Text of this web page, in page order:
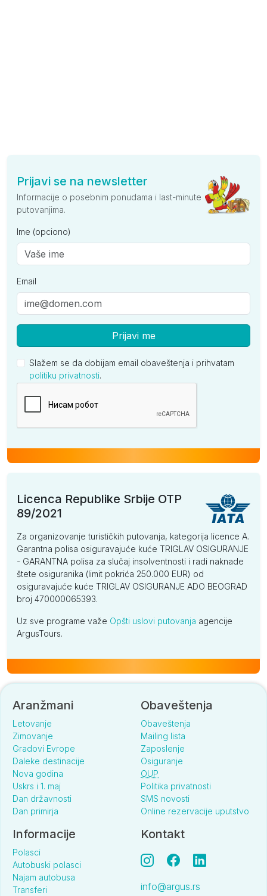
Prijavi se na newsletter
Informacije o posebnim ponudama i last-minute
putovanjima.
Ime (opciono)
Email
Prijavi me
Slažem se da dobijam email obaveštenja i prihvatam
politiku privatnosti.
Licenca Republike Srbije OTP
89/2021
Za organizovanje turističkih putovanja, kategorija licence A.
Garantna polisa osiguravajuće kuće TRIGLAV OSIGURANJE
- GARANTNA polisa za slučaj insolventnosti i radi naknade
štete osiguranika (limit pokrića 250.000 EUR) od
osiguravajuće kuće TRIGLAV OSIGURANJE ADO BEOGRAD
broj 470000065393.
Uz sve programe važe Opšti uslovi putovanja agencije
ArgusTours.
Aranžmani
Letovanje
Zimovanje
Gradovi Evrope
Daleke destinacije
Nova godina
Uskrs i 1. maj
Dan državnosti
Dan primirja
Obaveštenja
Obaveštenja
Mailing lista
Zaposlenje
Osiguranje
OUP
Politika privatnosti
SMS novosti
Online rezervacije uputstvo
Informacije
Polasci
Autobuski polasci
Najam autobusa
Transferi
Kontakt
info@argus.rs